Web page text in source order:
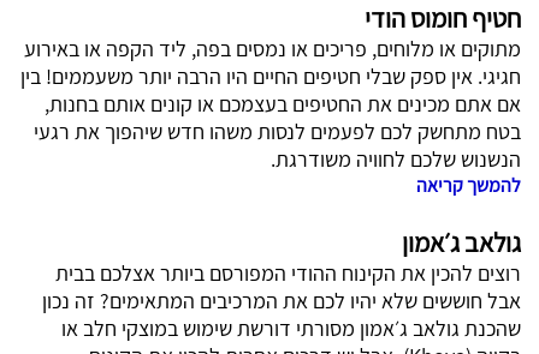
חטיף חומוס הודי
מתוקים או מלוחים, פריכים או נמסים בפה, ליד הקפה או באירוע
חגיגי. אין ספק שבלי חטיפים החיים היו הרבה יותר משעממים! בין
אם אתם מכינים את החטיפים בעצמכם או קונים אותם בחנות,
בטח מתחשק לכם לפעמים לנסות משהו חדש שיהפוך את רגעי
הנשנוש שלכם לחוויה משודרגת.
להמשך קריאה
גולאב ג׳אמון
רוצים להכין את הקינוח ההודי המפורסם ביותר אצלכם בבית
אבל חוששים שלא יהיו לכם את המרכיבים המתאימים? זה נכון
שהכנת גולאב ג׳אמון מסורתי דורשת שימוש במוצקי חלב או